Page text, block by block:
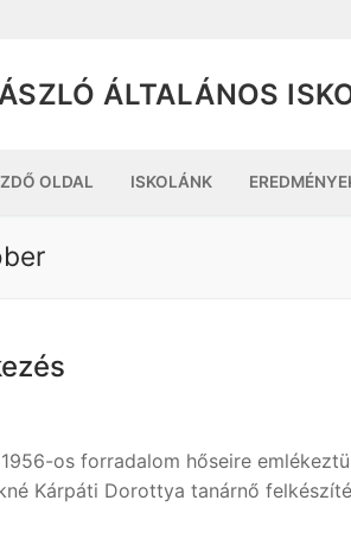
ÁLTALÁNOS
OLDAL ISKOLÁNK
os forradalom hőseire
Kárpáti Dorottya tanárnő